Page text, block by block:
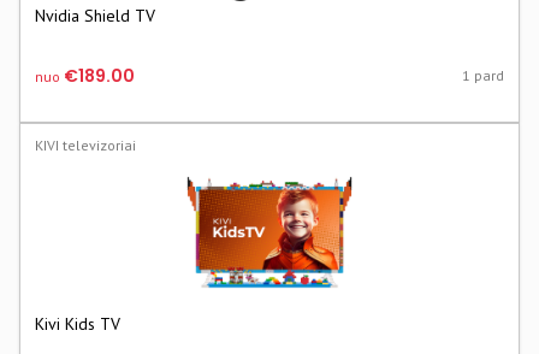
Nvidia Shield TV
nuo €189.00 1 pard
KIVI televizoriai
Kivi Kids TV